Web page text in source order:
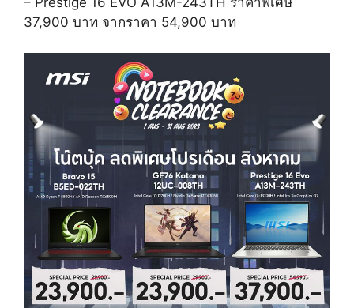
37,900 บาท จากราคา 54,900 บาท